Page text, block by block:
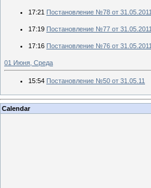
17:21 Постановление №78 от 31.05.2011
17:19 Постановление №77 от 31.05.2011
17:16 Постановление №76 от 31.05.2011
01 Июня, Среда
15:54 Постановление №50 от 31.05.11
Calendar